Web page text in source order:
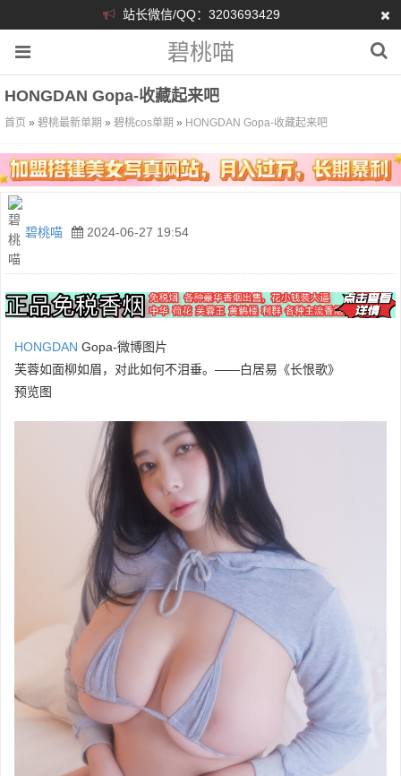
站长微信/QQ：3203693429
碧桃喵
HONGDAN Gopa-收藏起来吧
首页 » 碧桃最新单期 » 碧桃cos单期 » HONGDAN Gopa-收藏起来吧
碧桃喵 2024-06-27 19:54
HONGDAN Gopa-微博图片
芙蓉如面柳如眉，对此如何不泪垂。——白居易《长恨歌》
预览图